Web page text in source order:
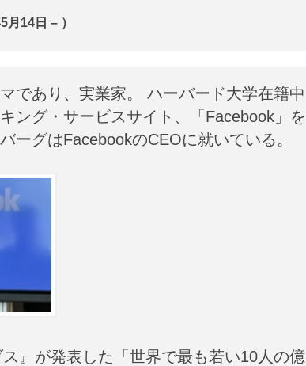
14日 – ）
であり、実業家。 ハーバード大学在籍中
ング・サービスサイト、「Facebook」を
ーグはFacebookのCEOに就いている。
』が発表した「世界で最も若い10人の億